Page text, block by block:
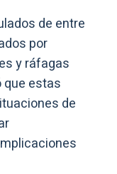
de entre
por
y ráfagas
que estas
de